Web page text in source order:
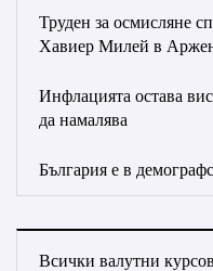
Труден за осмисляне
Хавиер Милей в
Инфлацията остава
да намалява
България е в
Всички валутни